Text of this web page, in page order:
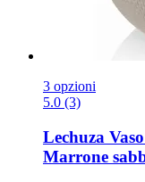
3 opzioni
5.0 (3)
Lechuza
Marrone